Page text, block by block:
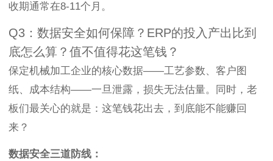
收期通常在8-11个月。
Q3：数据安全如何保障？ERP的投入产出比到
底怎么算？值不值得花这笔钱？
保定机械加工企业的核心数据——工艺参数、客户图
纸、成本结构——一旦泄露，损失无法估量。同时，老
板们最关心的就是：这笔钱花出去，到底能不能赚回
来？
数据安全三道防线：